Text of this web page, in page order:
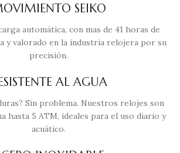
SEIKO
automática, con mas de 41 horas de
y valorado en la industria relojera por su
precisión.
AL AGUA
Sin problema. Nuestros relojes son
hasta 5 ATM, ideales para el uso diario y
acuático.